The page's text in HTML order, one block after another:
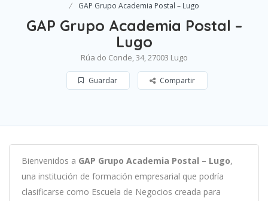
GAP Grupo Academia Postal – Lugo
GAP Grupo Academia Postal –
Lugo
Rúa do Conde, 34, 27003 Lugo
Guardar Compartir
Bienvenidos a GAP Grupo Academia Postal – Lugo,
una institución de formación empresarial que podría
clasificarse como Escuela de Negocios creada para